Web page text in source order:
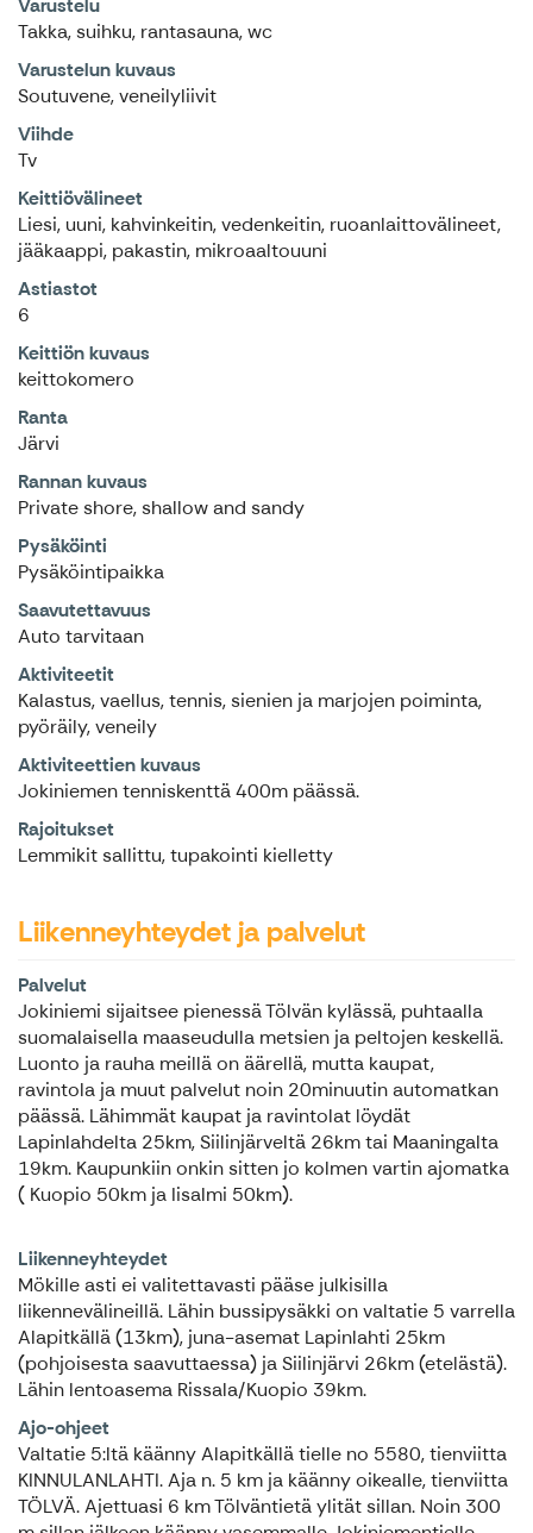
Varustelu
Takka, suihku, rantasauna, wc
Varustelun kuvaus
Soutuvene, veneilyliivit
Viihde
Tv
Keittiövälineet
Liesi, uuni, kahvinkeitin, vedenkeitin, ruoanlaittovälineet,
jääkaappi, pakastin, mikroaaltouuni
Astiastot
6
Keittiön kuvaus
keittokomero
Ranta
Järvi
Rannan kuvaus
Private shore, shallow and sandy
Pysäköinti
Pysäköintipaikka
Saavutettavuus
Auto tarvitaan
Aktiviteetit
Kalastus, vaellus, tennis, sienien ja marjojen poiminta,
pyöräily, veneily
Aktiviteettien kuvaus
Jokiniemen tenniskenttä 400m päässä.
Rajoitukset
Lemmikit sallittu, tupakointi kielletty
Liikenneyhteydet ja palvelut
Palvelut
Jokiniemi sijaitsee pienessä Tölvän kylässä, puhtaalla
suomalaisella maaseudulla metsien ja peltojen keskellä.
Luonto ja rauha meillä on äärellä, mutta kaupat,
ravintola ja muut palvelut noin 20minuutin automatkan
päässä. Lähimmät kaupat ja ravintolat löydät
Lapinlahdelta 25km, Siilinjärveltä 26km tai Maaningalta
19km. Kaupunkiin onkin sitten jo kolmen vartin ajomatka
( Kuopio 50km ja Iisalmi 50km).
Liikenneyhteydet
Mökille asti ei valitettavasti pääse julkisilla
liikennevälineillä. Lähin bussipysäkki on valtatie 5 varrella
Alapitkällä (13km), juna-asemat Lapinlahti 25km
(pohjoisesta saavuttaessa) ja Siilinjärvi 26km (etelästä).
Lähin lentoasema Rissala/Kuopio 39km.
Ajo-ohjeet
Valtatie 5:ltä käänny Alapitkällä tielle no 5580, tienviitta
KINNULANLAHTI. Aja n. 5 km ja käänny oikealle, tienviitta
TÖLVÄ. Ajettuasi 6 km Tölväntietä ylität sillan. Noin 300